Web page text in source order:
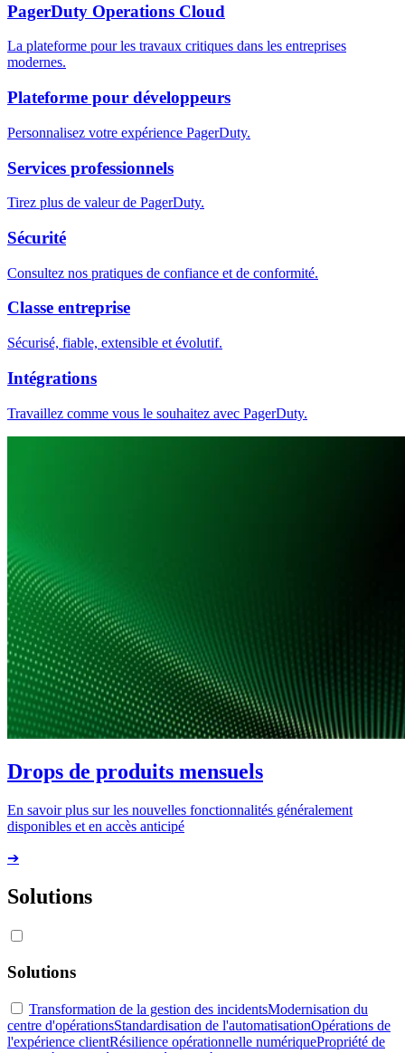
PagerDuty Operations Cloud
La plateforme pour les travaux critiques dans les entreprises
modernes.
Plateforme pour développeurs
Personnalisez votre expérience PagerDuty.
Services professionnels
Tirez plus de valeur de PagerDuty.
Sécurité
Consultez nos pratiques de confiance et de conformité.
Classe entreprise
Sécurisé, fiable, extensible et évolutif.
Intégrations
Travaillez comme vous le souhaitez avec PagerDuty.
Drops de produits mensuels
En savoir plus sur les nouvelles fonctionnalités généralement
disponibles et en accès anticipé
➔
Solutions
Solutions
Transformation de la gestion des incidentsModernisation du
centre d'opérationsStandardisation de l'automatisationOpérations de
l'expérience clientRésilience opérationnelle numériquePropriété de